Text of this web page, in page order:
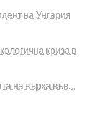
на Унгария
криза в
на върха във…